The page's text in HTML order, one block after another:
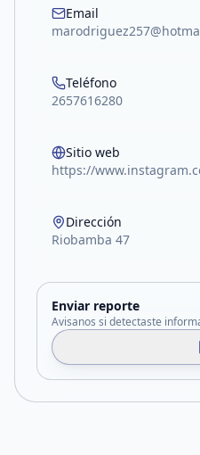
Email
Teléfono
2657616280
Sitio web
https://
Dirección
Riobamba 47
Enviar reporte
Avisanos si detectaste